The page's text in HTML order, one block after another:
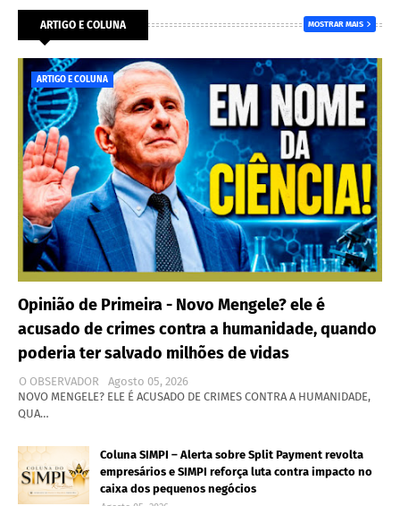
ARTIGO E COLUNA MOSTRAR MAIS
ARTIGO E COLUNA
Opinião de Primeira - Novo Mengele? ele é
acusado de crimes contra a humanidade, quando
poderia ter salvado milhões de vidas
O OBSERVADOR
Agosto 05, 2026
NOVO MENGELE? ELE É ACUSADO DE CRIMES CONTRA A HUMANIDADE,
QUA…
Coluna SIMPI – Alerta sobre Split Payment revolta
empresários e SIMPI reforça luta contra impacto no
caixa dos pequenos negócios